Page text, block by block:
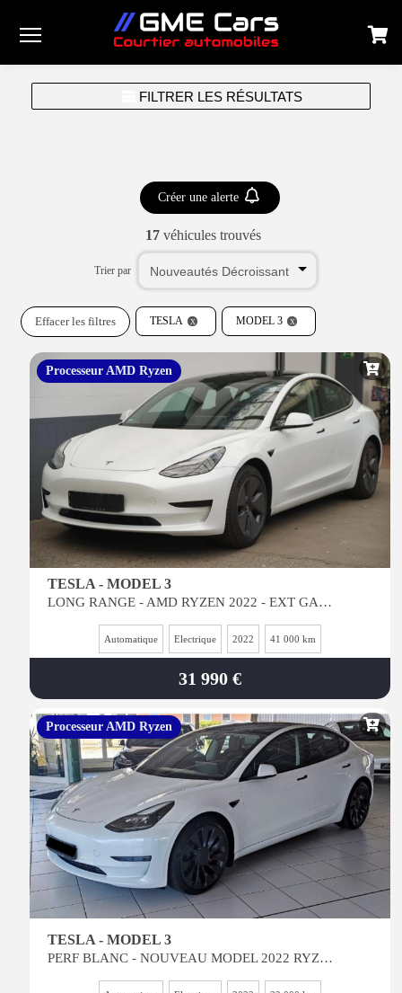
FILTRER LES RÉSULTATS
17véhicules trouvés
Créer une alerte
Trier par
TESLA
Effacer les filtres MODEL 3
Processeur AMD Ryzen
TESLA - MODEL 3
LONG RANGE - AMD RYZEN 2022 - EXT GARANTIE - Int NOIR- Jantes 18p
Automatique Electrique 2022 41 000 km
31 990 €
Processeur AMD Ryzen
TESLA - MODEL 3
PERF BLANC - NOUVEAU MODEL 2022 RYZEN - Int Noir